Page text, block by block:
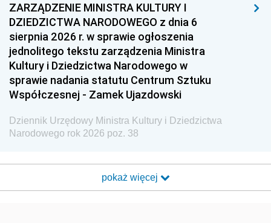
ZARZĄDZENIE MINISTRA KULTURY I
DZIEDZICTWA NARODOWEGO z dnia 6
sierpnia 2026 r. w sprawie ogłoszenia
jednolitego tekstu zarządzenia Ministra
Kultury i Dziedzictwa Narodowego w
sprawie nadania statutu Centrum Sztuku
Współczesnej - Zamek Ujazdowski
Dziennik Urzędowy Ministra Kultury i Dziedzictwa
Narodowego rok 2026 poz. 38
pokaż więcej